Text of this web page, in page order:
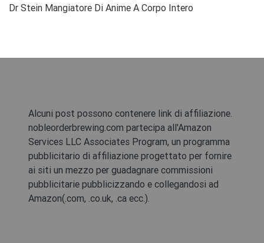
Dr Stein Mangiatore Di Anime A Corpo Intero
Alcuni post possono contenere link di affiliazione.
nobleorderbrewing.com partecipa all'Amazon
Services LLC Associates Program, un programma
pubblicitario di affiliazione progettato per fornire
ai siti un mezzo per guadagnare commissioni
pubblicitarie pubblicizzando e collegandosi ad
Amazon(.com, .co.uk, .ca ecc.).